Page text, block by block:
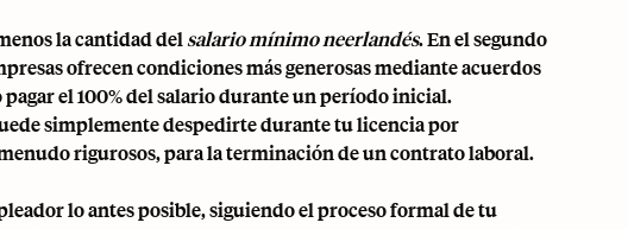
la cantidad del salario mínimo neerlandés. En el segundo
ofrecen condiciones más generosas medianteacuerdos
el 100% del salario durante un período inicial.
simplemente despedirte durante tu licencia por
rigurosos, para la terminación de un contrato laboral.
lo antes posible, siguiendo el proceso formal de tu